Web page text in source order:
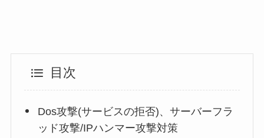
目次
Dos攻撃(サービスの拒否)、サーバーフラ
ッド攻撃/IPハンマー攻撃対策